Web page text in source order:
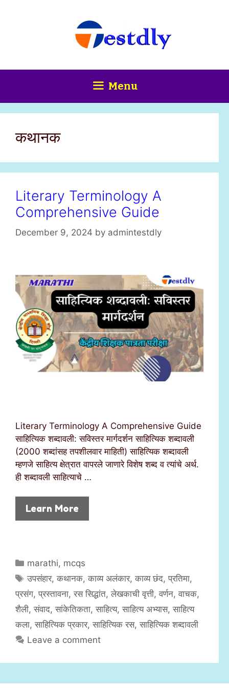
Menu
कथानक
Literary Terminology A
Comprehensive Guide
December 9, 2024 by admintestdly
Literary Terminology A Comprehensive Guide
साहित्यिक शब्दावली: सविस्तर मार्गदर्शन साहित्यिक शब्दावली
(2000 शब्दांसह तपशीलवार माहिती) साहित्यिक शब्दावली
म्हणजे साहित्य क्षेत्रात वापरले जाणारे विशेष शब्द व त्यांचे अर्थ.
ही शब्दावली साहित्याचे …
Learn More
C
a
e
g
o
r
e
marathi, mcqs
T
a
g
s
उपसंहार,कथानक,काव्य अलंकार,काव्य छंद,प्रतिमा,
प्रसंग, प्रस्तावना, रस सिद्धांत, लेखकाची वृत्ती, वर्णन, वाचक,
शैली, संवाद, सांकेतिकता, साहित्य, साहित्य अभ्यास, साहित्य
कला, साहित्यिक प्रकार, साहित्यिक रस, साहित्यिक शब्दावली
Leave a comment